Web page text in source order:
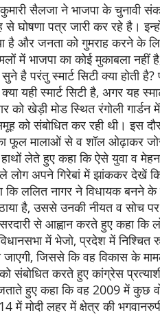
कुमारी सैलजा ने भाजपा के
घोषणा पत्र जारी कर रहे है।
है और जनता को गुमराह करने के
भाजपा का कोई मुकाबला नहीं है,
सुने है परंतु स्मार्ट सिटी क्या
स्मार्ट सिटी है, अगर यह
को खेड़ी मोड स्थित रंगोली
को संबोधित कर रही थी। इस
फूल मालाओं से व शॉल ओढ़ाकर
हाथों लेते हुए कहा कि ऐसे युवा व
लोग अपने गिरेबां में झांककर देखें
कि ललित नागर ने विधायक बनने
है, उससे उनकी नीयत व सोच पर
से आह्वान करते हुए कहा
में भेजो, प्रदेश में
जाएगी, जिससे कि वह विकास के
करते हुए कांग्रेस
हुए कहा कि वह 2009 में
मोदी लहर में क्षेत्र की